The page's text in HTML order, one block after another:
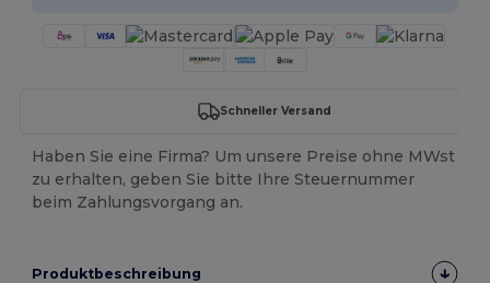
Schneller Versand
Haben Sie eine Firma? Um unsere Preise ohne MWst
zu erhalten, geben Sie bitte Ihre Steuernummer
beim Zahlungsvorgang an.
Produktbeschreibung